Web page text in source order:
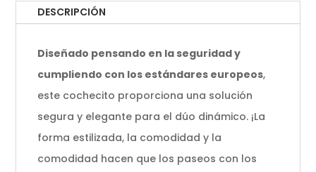
DESCRIPCIÓN
Diseñado pensando en la seguridad y
cumpliendo con los estándares europeos,
este cochecito proporciona una solución
segura y elegante para el dúo dinámico. ¡La
forma estilizada, la comodidad y la
comodidad hacen que los paseos con los